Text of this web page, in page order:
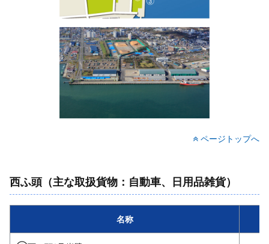
ページトップへ
西ふ頭（主な取扱貨物：自動車、日用品雑貨）
名称